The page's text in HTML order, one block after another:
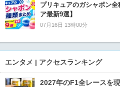
プリキュアのガシャポン
ア最新9選】
07月16日 13時00分
エンタメ | アクセスランキング
2027年のF1全レースを